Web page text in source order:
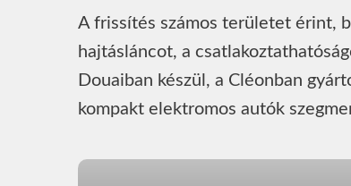
A frissítés számos területet érint,
hajtásláncot, a
Douaiban készül, a Cléonban
kompakt elektromos autók